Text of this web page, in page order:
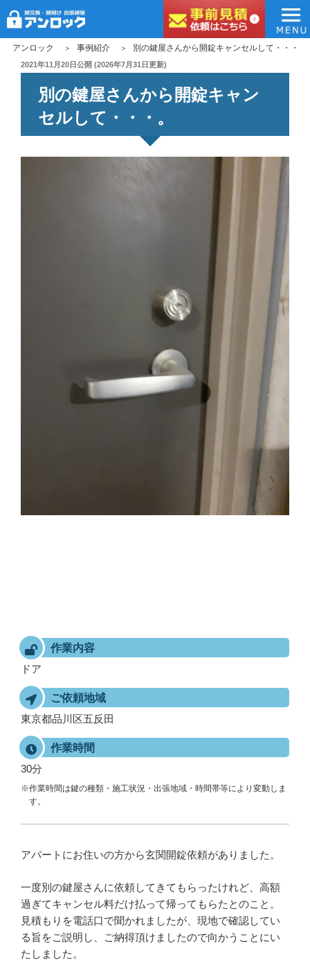
アンロック
アンロック 事例紹介 別の鍵屋さんから開錠キャンセルして・・・。
投
稿
日:
2021年11月20日公開 (2026年7月31日更新)
別の鍵屋さんから開錠キャン
セルして・・・。
作業内容
ドア
ご依頼地域
東京都品川区五反田
作業時間
30分
※作業時間は鍵の種類・施工状況・出張地域・時間帯等により変動しま
す。
アパートにお住いの方から玄関開錠依頼がありました。
一度別の鍵屋さんに依頼してきてもらったけれど、高額
過ぎてキャンセル料だけ払って帰ってもらたとのこと。
見積もりを電話口で聞かれましたが、現地で確認してい
る旨をご説明し、ご納得頂けましたので向かうことにい
たしました。